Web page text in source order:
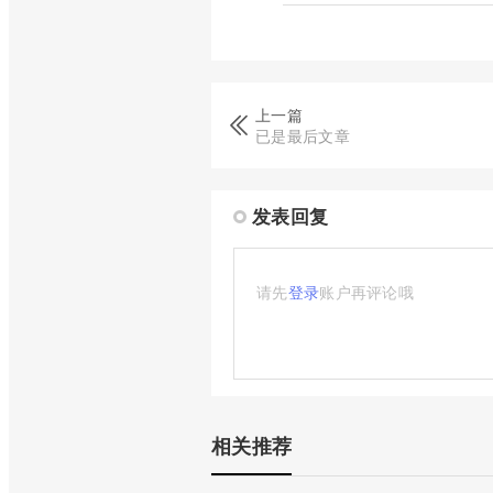
上一篇
已是最后文章
发表回复
请先登录账户再评论哦
相关推荐